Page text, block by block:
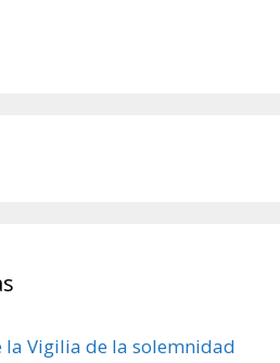
la Vigilia de la solemnidad